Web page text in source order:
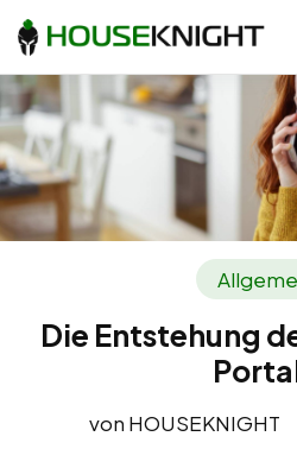
Die Entstehung
von HOUSEKNIGHT